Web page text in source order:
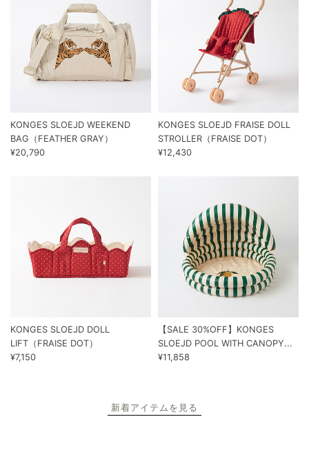
KONGES SLOEJD WEEKEND
BAG（FEATHER GRAY）
¥20,790
KONGES SLOEJD FRAISE DOLL
STROLLER（FRAISE DOT）
¥12,430
KONGES SLOEJD DOLL
LIFT（FRAISE DOT）
¥7,150
【SALE 30%OFF】KONGES
SLOEJD POOL WITH CANOPY...
¥11,858
新着アイテムを見る